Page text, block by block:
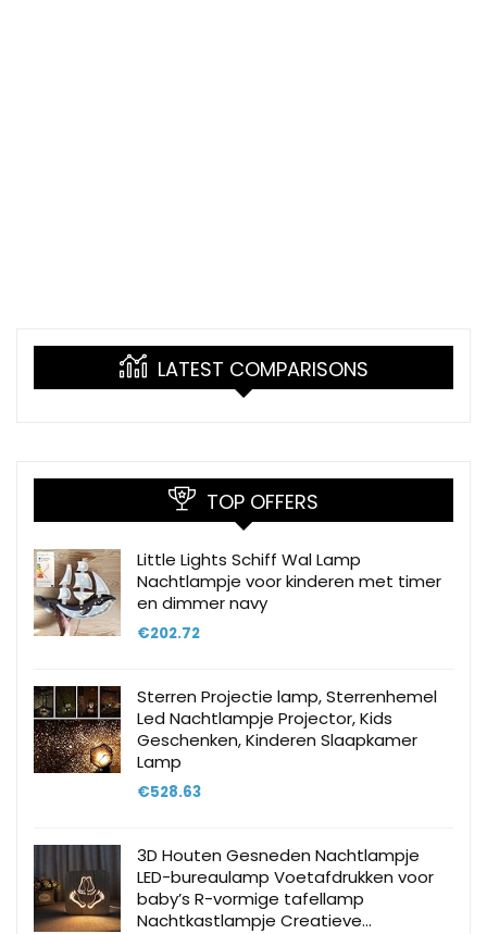
LATEST COMPARISONS
TOP OFFERS
Little Lights Schiff Wal Lamp
Nachtlampje voor kinderen met timer
en dimmer navy
€202.72
Sterren Projectie lamp, Sterrenhemel
Led Nachtlampje Projector, Kids
Geschenken, Kinderen Slaapkamer
Lamp
€528.63
3D Houten Gesneden Nachtlampje
LED-bureaulamp Voetafdrukken voor
baby’s R-vormige tafellamp
Nachtkastlampje Creatieve…